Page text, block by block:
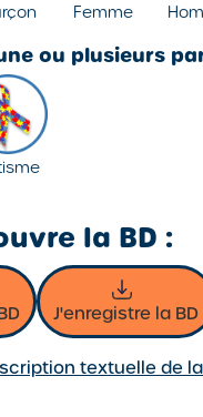
Femme
ou plusieurs
la BD :
J'enregistre la BD
textuelle de la